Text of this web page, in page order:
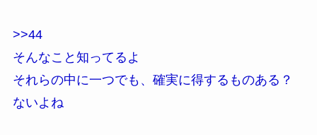
>>44
そんなこと知ってるよ
それらの中に一つでも、確実に得するものある？
ないよね